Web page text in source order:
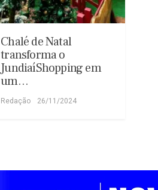
Chalé de Natal
transforma o
JundiaíShopping em
um…
Redação 26/11/2024